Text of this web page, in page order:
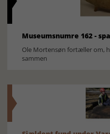
Museumsnumre 162 -
Ole Mortensøn fortæller om,
sammen